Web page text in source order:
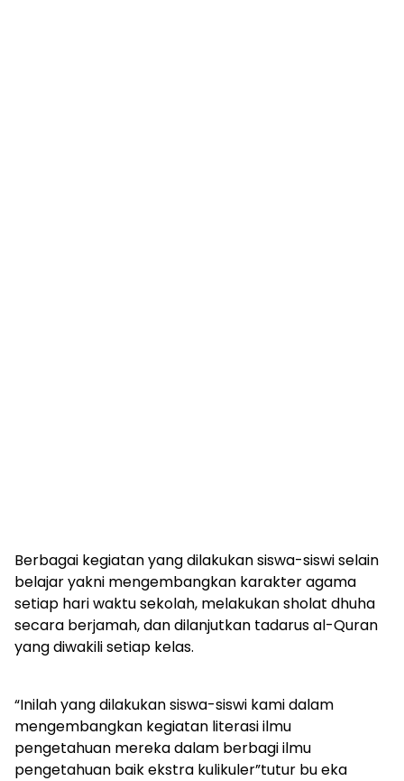
Berbagai kegiatan yang dilakukan siswa-siswi selain
belajar yakni mengembangkan karakter agama
setiap hari waktu sekolah, melakukan sholat dhuha
secara berjamah, dan dilanjutkan tadarus al-Quran
yang diwakili setiap kelas.
“Inilah yang dilakukan siswa-siswi kami dalam
mengembangkan kegiatan literasi ilmu
pengetahuan mereka dalam berbagi ilmu
pengetahuan baik ekstra kulikuler”tutur bu eka